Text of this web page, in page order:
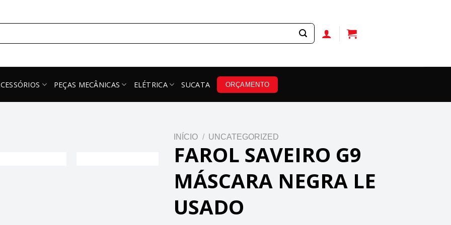
PEÇAS MECÂNICAS ELÉTRICA SUCATA ORÇAMENTO
INÍCIO / UNCATEGORIZED
FAROL SAVEIRO G9
MÁSCARA NEGRA LE
USADO